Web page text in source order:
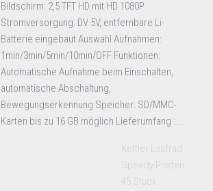
Bildschirm: 2,5 TFT HD mit HD 1080P
Stromversorgung: DV 5V, entfernbare Li-
Batterie eingebaut Auswahl Aufnahmen:
1min/3min/5min/10min/OFF Funktionen:
Automatische Aufnahme beim Einschalten,
automatische Abschaltung,
Bewegungserkennung Speicher: SD/MMC-
Karten bis zu 16 GB möglich Lieferumfang : ...
Kettler Laufrad
Speedy Posten
45 Stück